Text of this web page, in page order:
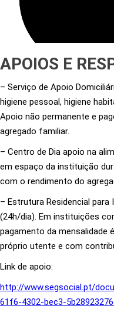
APOIOS E
– Serviço de Apoio
higiene pessoal, higiene
Apoio não permanente e
agregado familiar.
– Centro de Dia apoio na
em espaço da instituição
com o rendimento do
– Estrutura Residencial para
(24h/dia). Em instituições
pagamento da mensalidade
próprio utente e com
Link de apoio:
http://www.segsocial.pt/
61f6-4302-bec3-